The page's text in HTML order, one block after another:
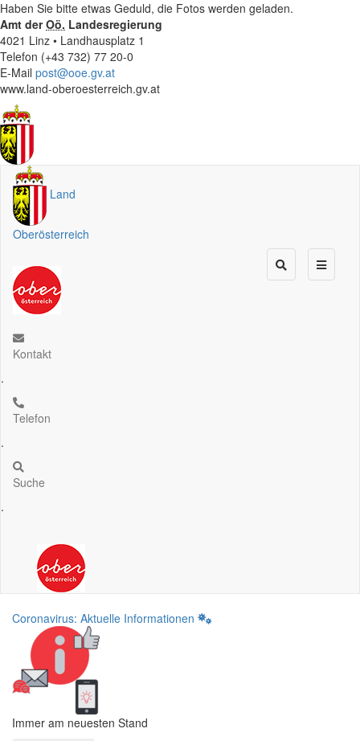
Haben Sie bitte etwas Geduld, die Fotos werden geladen.
Amt derOö. Landesregierung
4021 Linz • Landhausplatz 1
Telefon (+43 732) 77 20-0
E-Mail post@ooe.gv.at
www.land-oberoesterreich.gv.at
Land
Oberösterreich
Kontakt
.
Telefon
.
Suche
.
Coronavirus: Aktuelle Informationen
Immer am neuesten Stand